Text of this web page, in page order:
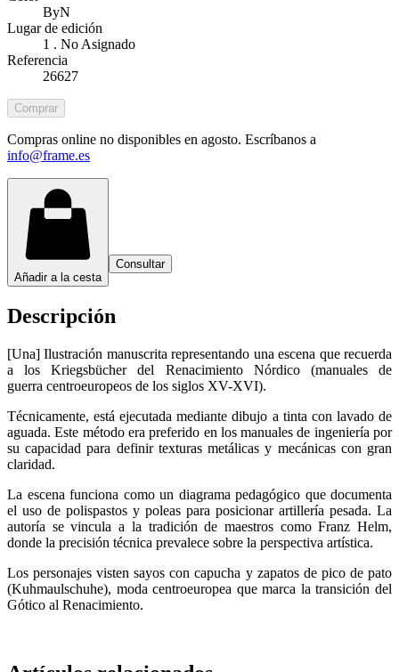
ByN
Lugar de edición
1 . No Asignado
Referencia
26627
Comprar
Compras online no disponibles en agosto. Escríbanos a
info@frame.es
Añadir a la cesta
Consultar
Descripción
[Una] Ilustración manuscrita representando una escena que recuerda
a los Kriegsbücher del Renacimiento Nórdico (manuales de
guerra centroeuropeos de los siglos XV-XVI).
Técnicamente, está ejecutada mediante dibujo a tinta con lavado de
aguada. Este método era preferido en los manuales de ingeniería por
su capacidad para definir texturas metálicas y mecánicas con gran
claridad.
La escena funciona como un diagrama pedagógico que documenta
el uso de polispastos y poleas para posicionar artillería pesada. La
autoría se vincula a la tradición de maestros como Franz Helm,
donde la precisión técnica prevalece sobre la perspectiva artística.
Los personajes visten sayos con capucha y zapatos de pico de pato
(Kuhmaulschuhe), moda centroeuropea que marca la transición del
Gótico al Renacimiento.